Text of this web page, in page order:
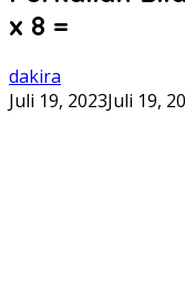
x 8 =
dakira
Juli 19, 2023Juli 19,